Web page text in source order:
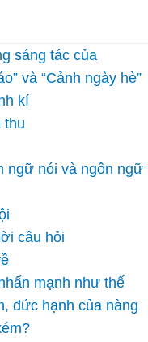
sáng tác của
và “Cảnh ngày hè”
kí
thu
ngữ nói và ngôn ngữ
câu hỏi
mạnh như thế
đức hạnh của nàng